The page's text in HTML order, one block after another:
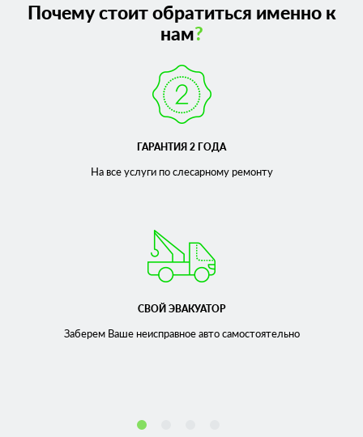
Почему стоит обратиться именно к
нам?
ГАРАНТИЯ 2 ГОДА
На все услуги по слесарномуремонту
СВОЙ ЭВАКУАТОР
Заберем Ваше неисправноеавто самостоятельно